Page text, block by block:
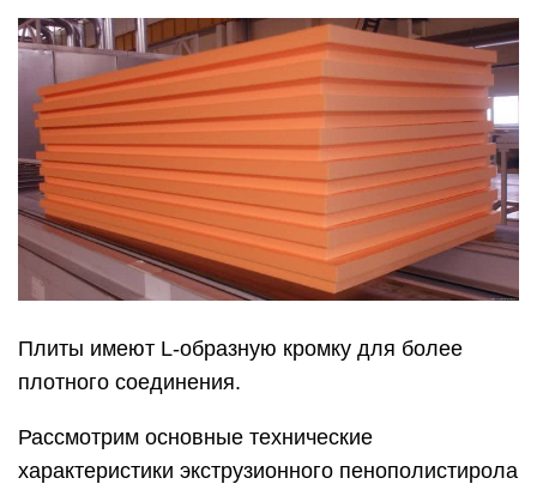
Плиты имеют L-образную кромку для более
плотного соединения.
Рассмотрим основные технические
характеристики экструзионного пенополистирола